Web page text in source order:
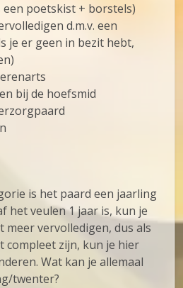
poetskist + borstels)
d.m.v. een
je er geen in bezit hebt,
bij de hoefsmid
is het paard een jaarling
het veulen 1 jaar is, kun je
meer vervolledigen, dus als
compleet zijn, kun je hier
Wat kan je allemaal
twenter?